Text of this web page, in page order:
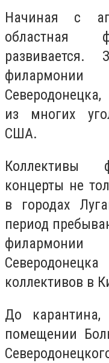
Начиная с
областная
из многих
США.
Коллективы
концерты не
в городах
период
коллективов в
До
помещении